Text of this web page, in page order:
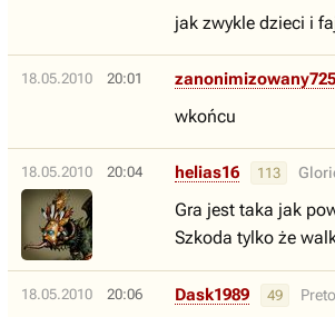
jak zwykle dzieci i
18.05.2010 20:01
wkońcu
18.05.2010 20:04 helias16 113
Gra jest taka jak
Szkoda tylko że
18.05.2010 20:06 Dask1989 49